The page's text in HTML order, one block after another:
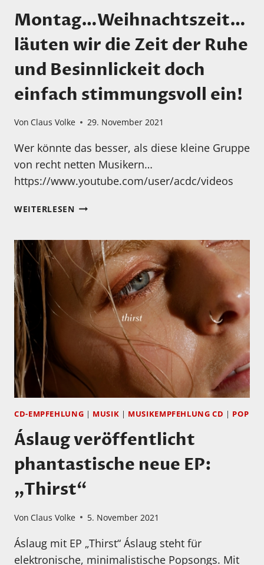
Montag…Weihnachtszeit…
läuten wir die Zeit der Ruhe
und Besinnlickeit doch
einfach stimmungsvoll ein!
Von Claus Volke 29. November 2021
Wer könnte das besser, als diese kleine Gruppe
von recht netten Musikern…
https://www.youtube.com/user/acdc/videos
WEITERLESENMONTAG…
WIR
DIE
ZEIT
DER
RUHE
UND
BESINNLICKEIT
DOCH
STIMMUNGSVOLL
EIN!
CD-EMPFEHLUNG | MUSIK | MUSIKEMPFEHLUNG CD | POP
Áslaug veröffentlicht
phantastische neue EP:
„Thirst“
Von Claus Volke 5. November 2021
Áslaug mit EP „Thirst“ Áslaug steht für
elektronische, minimalistische Popsongs. Mit